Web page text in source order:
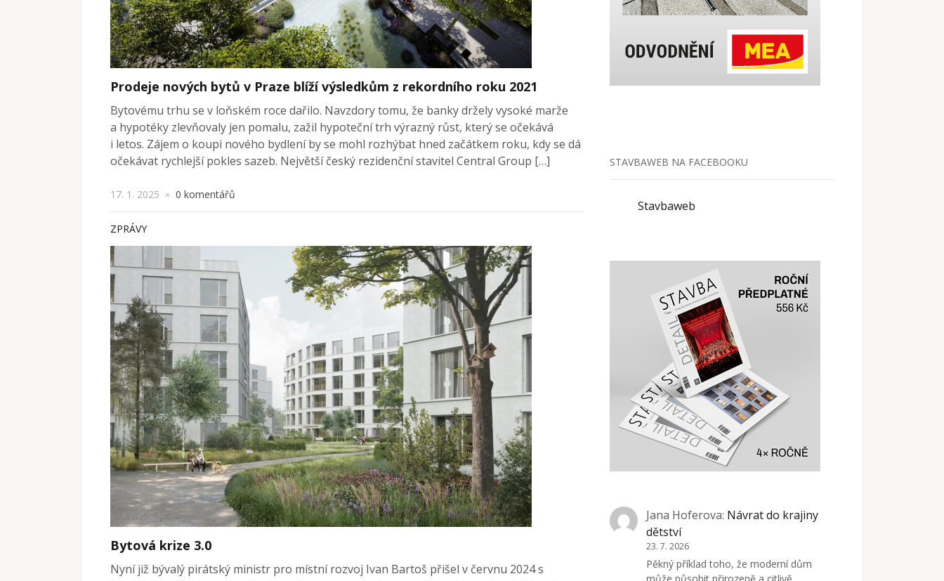
Prodeje nových bytů v Praze blíží výsledkům z rekordního roku 2021
Bytovému trhu se v loňském roce dařilo. Navzdory tomu, že banky držely vysoké marže
a hypotéky zlevňovaly jen pomalu, zažil hypoteční trh výrazný růst, který se očekává
i letos. Zájem o koupi nového bydlení by se mohl rozhýbat hned začátkem roku, kdy se dá
očekávat rychlejší pokles sazeb. Největší český rezidenční stavitel Central Group […]
17. 1. 2025 × 0 komentářů
ZPRÁVY
Bytová krize 3.0
Nyní již bývalý pirátský ministr pro místní rozvoj Ivan Bartoš přišel v červnu 2024 s
STAVBAWEB NA FACEBOOKU
Stavbaweb
Jana Hoferova: Návrat do krajiny
dětství
23. 7. 2026
Pěkný příklad toho, že moderní dům